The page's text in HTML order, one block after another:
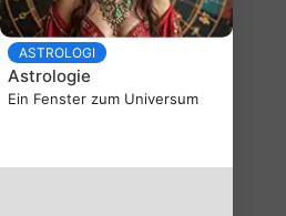
ASTROLOGI
Astrologie
Ein Fenster zum Universum